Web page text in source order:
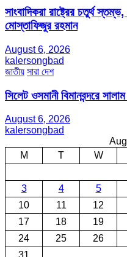
সাংবাদিকরা রাষ্ট্রের চতুর্থ
মোস্তাফিজুর রহমান
August 6, 2026
kalersongbad
জাতীয় সারা দেশ
সিলেট ওসমানী বিমানবন্দরে
August 6, 2026
kalersongbad
M
T W
3
4 5
10
11 12
17
18 19
24
25 26